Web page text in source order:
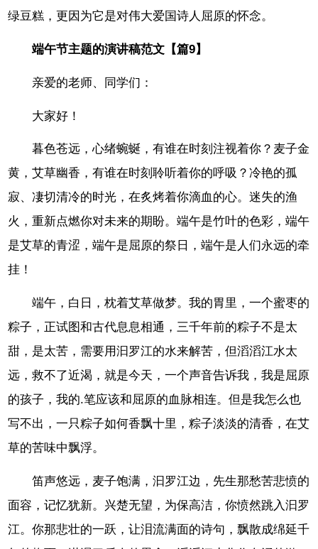
绿豆糕，更因为它是对伟大爱国诗人屈原的怀念。
端午节主题的演讲稿范文【篇9】
亲爱的老师、同学们：
大家好！
暮色苍远，心绪蜿蜒，有谁在时刻注视着你？麦子金
黄，艾草幽香，有谁在时刻聆听着你的呼吸？冷艳的孤
寂、凄切清冷的时光，在炙烤着你滴血的心。迷失的渔
火，重新点燃你对未来的期盼。端午是竹叶的色彩，端午
是艾草的青涩，端午是屈原的祭日，端午是人们永远的牵
挂！
端午，白日，枕着艾草做梦。我的胃里，一个蜜枣的
粽子，正试图和古代息息相通，三千年前的粽子不是太
甜，是太苦，需要用汩罗江的水来解苦，但滔滔江水太
远，救不了近渴，就是今天，一个声音告诉我，我是屈原
的孩子，我的.笔应该和屈原的血脉相连。但是我怎么也
写不出，一只粽子如何香飘十里，粽子淡淡的清香，在艾
草的苦味中飘浮。
笛声悠远，麦子饱满，汩罗江边，先生那愁苦悲愤的
面容，记忆犹新。兴楚无望，为保高洁，你愤然跳入汩罗
江。你那悲壮的一跃，让泪流满面的诗句，飘散成绵延千